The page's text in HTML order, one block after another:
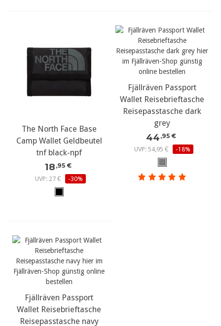
The North Face Base
Camp Wallet Geldbeutel
tnf black-npf
18 ,95 €
UVP: 27 €
-30%
Fjällräven Passport
Wallet Reisebrieftasche
Reisepasstasche dark
grey
44 ,95 €
UVP: 54,95 €
-18%
Fjällräven Passport
Wallet Reisebrieftasche
Reisepasstasche navy